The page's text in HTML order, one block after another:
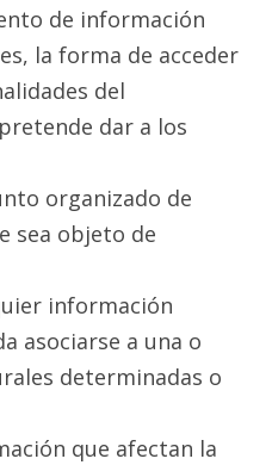
de información
la forma de acceder
del
dar a los
organizado de
sea objeto de
información
asociarse a una o
determinadas o
que afectan la